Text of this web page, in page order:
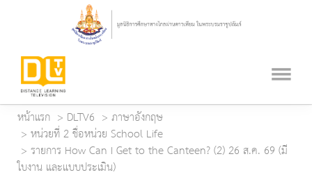
หน้าแรก DLTV6
ภาษาอังกฤษ
หน่วยที่ 2 ชื่อหน่วย School Life
รายการ How Can I Get to the Canteen? (2) 26 ส.ค. 69 (มี
ใบงาน และแบบประเมิน)